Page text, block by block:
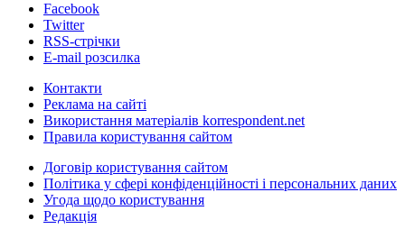
Facebook
Twitter
RSS-стрічки
E-mail розсилка
Контакти
Реклама на сайті
Використання матеріалів korrespondent.net
Правила користування сайтом
Договір користування сайтом
Політика у сфері конфіденційності і персональних даних
Угода щодо користування
Редакція